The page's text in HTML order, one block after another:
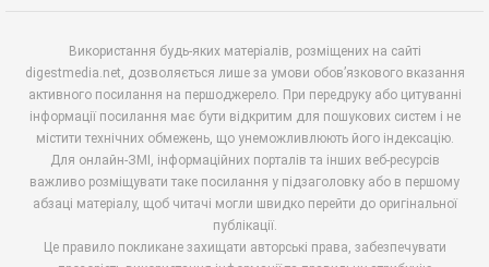
Використання будь-яких матеріалів, розміщених на сайті
digestmedia.net, дозволяється лише за умови обов’язкового вказання
активного посилання на першоджерело. При передруку або цитуванні
інформації посилання має бути відкритим для пошукових систем і не
містити технічних обмежень, що унеможливлюють його індексацію.
Для онлайн-ЗМІ, інформаційних порталів та інших веб-ресурсів
важливо розміщувати таке посилання у підзаголовку або в першому
абзаці матеріалу, щоб читачі могли швидко перейти до оригінальної
публікації.
Це правило покликане захищати авторські права, забезпечувати